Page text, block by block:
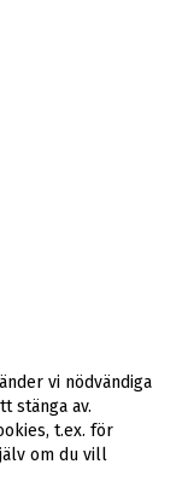
vi nödvändiga
stänga av.
t.ex. för
om du vill